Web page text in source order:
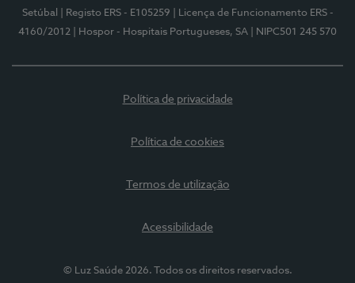
Setúbal
| Registo ERS - E105259
| Licença de Funcionamento ERS -
4160/2012
| Hospor - Hospitais Portugueses, SA | NIPC501 245 570
Política de privacidade
Política de cookies
Termos de utilização
Acessibilidade
© Luz Saúde 2026. Todos os direitos reservados.